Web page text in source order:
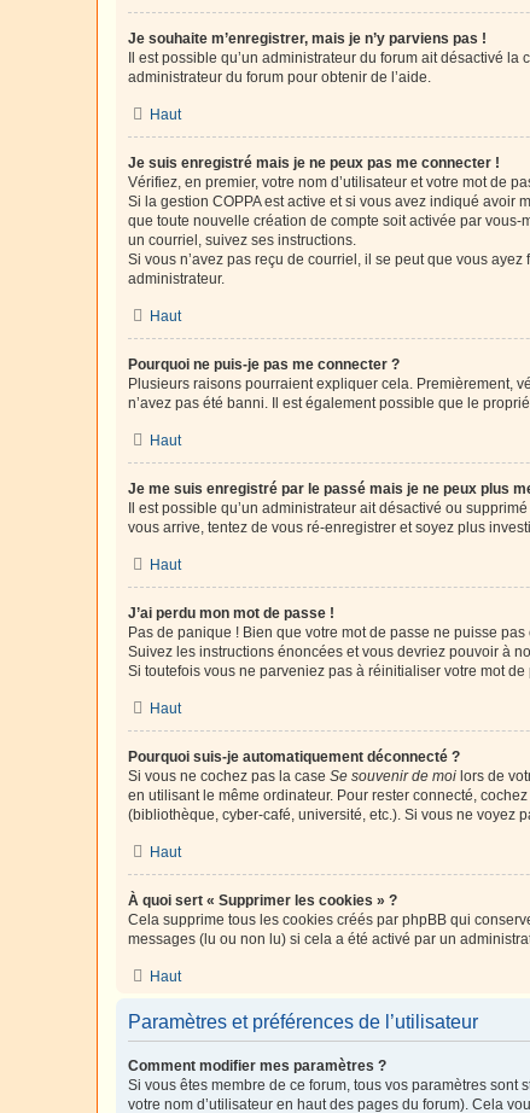
Je souhaite m’enregistrer, mais je n’y parviens pas !
Il est possible qu’un administrateur du forum ait désactivé
administrateur du forum pour obtenir de l’aide.
Haut
Je suis enregistré mais je ne peux pas me connecter !
Vérifiez, en premier, votre nom d’utilisateur et votre mot de
Si la gestion COPPA est active et si vous avez indiqué avoir
que toute nouvelle création de compte soit activée par
un courriel, suivez ses instructions.
Si vous n’avez pas reçu de courriel, il se peut que vous
administrateur.
Haut
Pourquoi ne puis-je pas me connecter ?
Plusieurs raisons pourraient expliquer cela. Premièrement,
n’avez pas été banni. Il est également possible que le
Haut
Je me suis enregistré par le passé mais je ne peux plus
Il est possible qu’un administrateur ait désactivé ou
vous arrive, tentez de vous ré-enregistrer et soyez plus
Haut
J’ai perdu mon mot de passe !
Pas de panique ! Bien que votre mot de passe ne puisse
Suivez les instructions énoncées et vous devriez pouvoir à
Si toutefois vous ne parveniez pas à réinitialiser votre mot
Haut
Pourquoi suis-je automatiquement déconnecté ?
Si vous ne cochez pas la case Se souvenir de moi lors de
en utilisant le même ordinateur. Pour rester connecté,
(bibliothèque, cyber-café, université, etc.). Si vous ne voyez
Haut
À quoi sert « Supprimer les cookies » ?
Cela supprime tous les cookies créés par phpBB qui
messages (lu ou non lu) si cela a été activé par un
Haut
Paramètres et préférences de l’utilisateur
Comment modifier mes paramètres ?
Si vous êtes membre de ce forum, tous vos paramètres
votre nom d’utilisateur en haut des pages du forum). Cela